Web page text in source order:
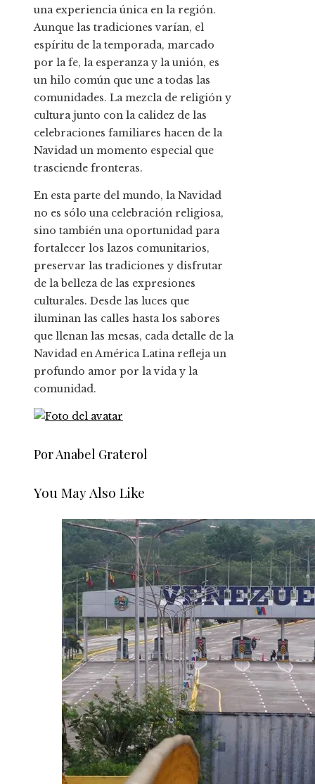
una experiencia única en la región.
Aunque las tradiciones varían, el
espíritu de la temporada, marcado
por la fe, la esperanza y la unión, es
un hilo común que une a todas las
comunidades. La mezcla de religión y
cultura junto con la calidez de las
celebraciones familiares hacen de la
Navidad un momento especial que
trasciende fronteras.
En esta parte del mundo, la Navidad
no es sólo una celebración religiosa,
sino también una oportunidad para
fortalecer los lazos comunitarios,
preservar las tradiciones y disfrutar
de la belleza de las expresiones
culturales. Desde las luces que
iluminan las calles hasta los sabores
que llenan las mesas, cada detalle de la
Navidad en América Latina refleja un
profundo amor por la vida y la
comunidad.
Por Anabel Graterol
You May Also Like